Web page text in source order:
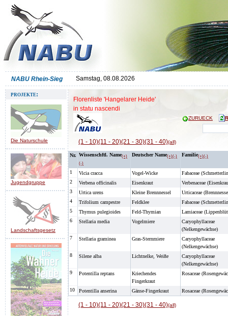
NABU Rhein-Sieg Samstag, 08.08.2026
projekte:
Die Naturschule
Jugendgruppe
Landschaftsgesetz
Florenliste 'Hangelarer Heide'
in statu nascendi
ZURUECK
(1 - 10)(11 - 20)(21 - 30)(31 - 40)(all)
Nr. Wissenschftl. Name(+)
(-)
DeutscherName(+)(-) Familie(+)(-)
1 Vicia cracca Vogel-Wicke
Fabaceae
2
Verbena officinalis Eisenkraut
Verbenaceae
3
Urtica urens Kleine Brennnessel
Urticaceae
4
Trifolium campestre Feldklee
Fabaceae
5
Thymus pulegioides Feld-Thymian
Lamiaceae
6
Stellaria media Vogelmiere
Caryophyllaceae
(Nelkengewächse)
7
Stellaria graminea Gras-Sternmiere
Caryophyllaceae
(Nelkengewächse)
8
Silene alba Lichtnelke, Weiße
Caryophyllaceae
(Nelkengewächse)
9
Potentilla reptans
Kriechendes
Fingerkraut
Rosaceae
10 Potentilla anserina Gänse-Fingerkraut Rosaceae
(1 - 10)(11 - 20)(21 - 30)(31 - 40)(all)